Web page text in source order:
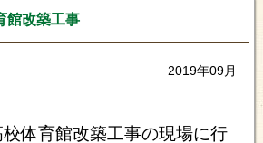
館改築工事
2019年09月
体育館改築工事の現場に行